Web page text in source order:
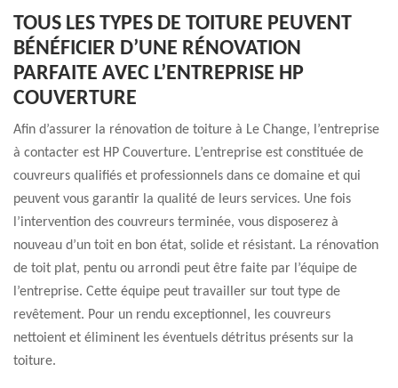
TOUS LES TYPES DE TOITURE PEUVENT
BÉNÉFICIER D’UNE RÉNOVATION
PARFAITE AVEC L’ENTREPRISE HP
COUVERTURE
Afin d’assurer la rénovation de toiture à Le Change, l’entreprise
à contacter est HP Couverture. L’entreprise est constituée de
couvreurs qualifiés et professionnels dans ce domaine et qui
peuvent vous garantir la qualité de leurs services. Une fois
l’intervention des couvreurs terminée, vous disposerez à
nouveau d’un toit en bon état, solide et résistant. La rénovation
de toit plat, pentu ou arrondi peut être faite par l’équipe de
l’entreprise. Cette équipe peut travailler sur tout type de
revêtement. Pour un rendu exceptionnel, les couvreurs
nettoient et éliminent les éventuels détritus présents sur la
toiture.